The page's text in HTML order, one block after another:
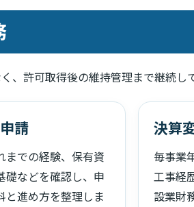
、許可取得後の維持管理まで継続し
請
までの経験、保有資
礎などを確認し、申
と進め方を整理しま
決算
毎事業
工事経
設業財